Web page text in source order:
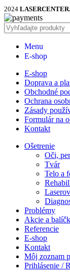
2024
Menu
E-shop
E-shop
Doprava a
Obchodné
Ochrana
Zásady
Formulár na
Kontakt
Ošetrenie
Oči,
Tvár
Telo a
Problémy
Akcie a
Referencie
E-shop
Kontakt
Môj zoznam
Prihlásenie /